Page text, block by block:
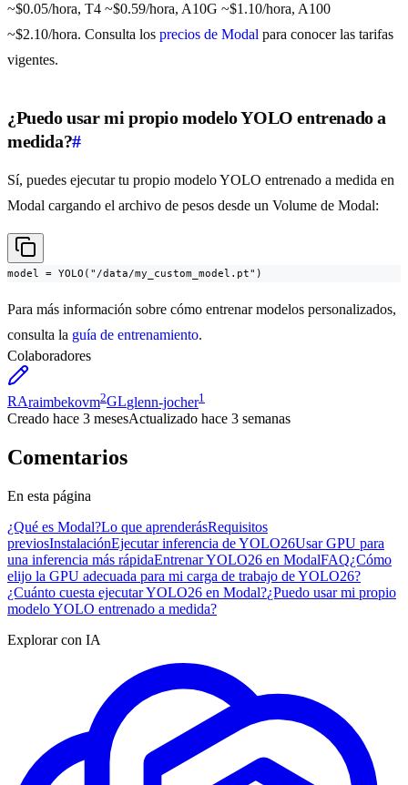
~$0.05/hora, T4 ~$0.59/hora, A10G ~$1.10/hora, A100
~$2.10/hora. Consulta los precios de Modal para conocer las tarifas
vigentes.
¿Puedo usar mi propio modelo YOLO entrenado a
medida?#
Sí, puedes ejecutar tu propio modelo YOLO entrenado a medida en
Modal cargando el archivo de pesos desde un Volume de Modal:
model = YOLO("/data/my_custom_model.pt")
Para más información sobre cómo entrenar modelos personalizados,
consulta la guía de entrenamiento.
Colaboradores
RAraimbekovm2GLglenn-jocher1
Creado hace 3 mesesActualizado hace 3 semanas
Comentarios
En esta página
¿Qué es Modal?Lo que aprenderásRequisitos
previosInstalaciónEjecutar inferencia de YOLO26Usar GPU para
una inferencia más rápidaEntrenar YOLO26 en ModalFAQ¿Cómo
elijo la GPU adecuada para mi carga de trabajo de YOLO26?
¿Cuánto cuesta ejecutar YOLO26 en Modal?¿Puedo usar mi propio
modelo YOLO entrenado a medida?
Explorar con IA